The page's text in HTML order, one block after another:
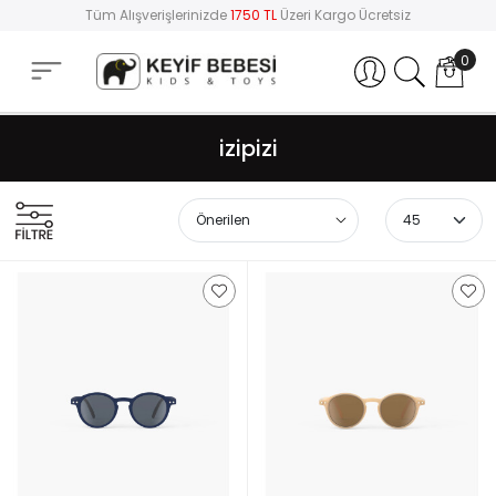
Tüm Alışverişlerinizde1750 TL Üzeri Kargo Ücretsiz
Hesabım 0
izipizi